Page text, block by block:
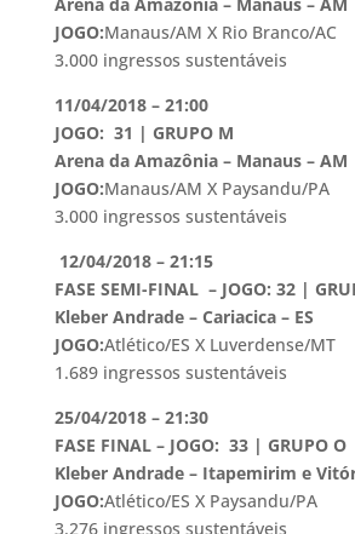
Arena da Amazônia – Manaus – AM
JOGO:Manaus/AM X Rio Branco/AC
3.000 ingressos sustentáveis
11/04/2018 – 21:00
JOGO: 31 | GRUPO M
Arena da Amazônia – Manaus – AM
JOGO:Manaus/AM X Paysandu/PA
3.000 ingressos sustentáveis
12/04/2018 – 21:15
FASE SEMI-FINAL – JOGO: 32 |
Kleber Andrade – Cariacica – ES
JOGO:Atlético/ES X Luverdense/MT
1.689 ingressos sustentáveis
25/04/2018 – 21:30
FASE FINAL – JOGO: 33 | GRUPO O
Kleber Andrade – Itapemirim e
JOGO:Atlético/ES X Paysandu/PA
3.276 ingressos sustentáveis